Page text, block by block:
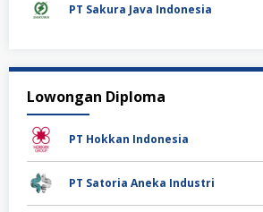
PT Sakura Java Indonesia
Lowongan Diploma
PT Hokkan Indonesia
PT Satoria Aneka Industri